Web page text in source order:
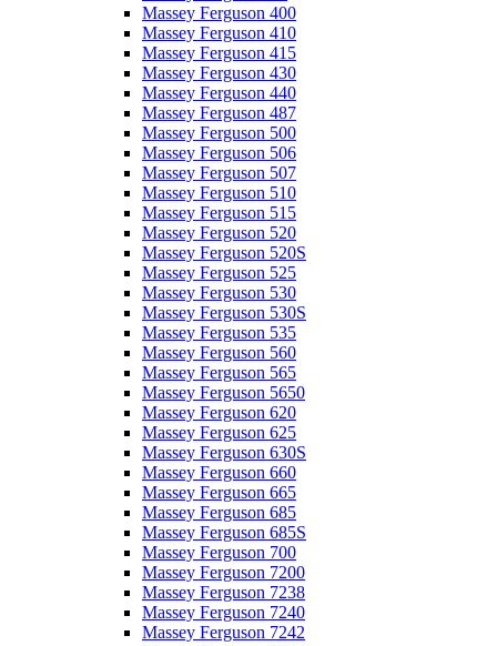
Massey Ferguson 400
Massey Ferguson 410
Massey Ferguson 415
Massey Ferguson 430
Massey Ferguson 440
Massey Ferguson 487
Massey Ferguson 500
Massey Ferguson 506
Massey Ferguson 507
Massey Ferguson 510
Massey Ferguson 515
Massey Ferguson 520
Massey Ferguson 520S
Massey Ferguson 525
Massey Ferguson 530
Massey Ferguson 530S
Massey Ferguson 535
Massey Ferguson 560
Massey Ferguson 565
Massey Ferguson 5650
Massey Ferguson 620
Massey Ferguson 625
Massey Ferguson 630S
Massey Ferguson 660
Massey Ferguson 665
Massey Ferguson 685
Massey Ferguson 685S
Massey Ferguson 700
Massey Ferguson 7200
Massey Ferguson 7238
Massey Ferguson 7240
Massey Ferguson 7242